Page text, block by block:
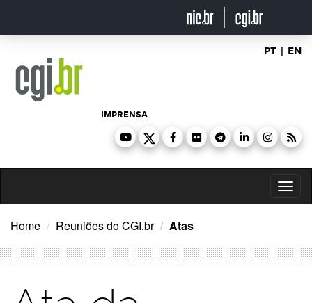
o
PT | EN
IMPRENSA
Home Reuniões do CGI.br Atas